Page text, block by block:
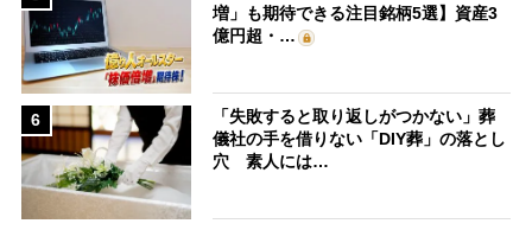
増」も期待できる注目銘柄5選】資産3
億円超・…
6
「失敗すると取り返しがつかない」葬
儀社の手を借りない「DIY葬」の落とし
穴 素人には…